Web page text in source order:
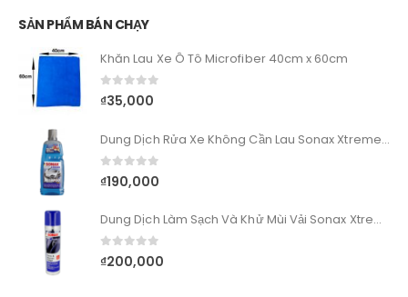
SẢN PHẨM BÁN CHẠY
Khăn Lau Xe Ô Tô Microfiber 40cm x 60cm
0out of 5
₫35,000
Dung Dịch Rửa Xe Không Cần Lau Sonax Xtreme Wash&Dry
0out of 5
₫190,000
Dung Dịch Làm Sạch Và Khử Mùi Vải Sonax Xtreme Upholstery & Alcantara Cleaner
0out of 5
₫200,000